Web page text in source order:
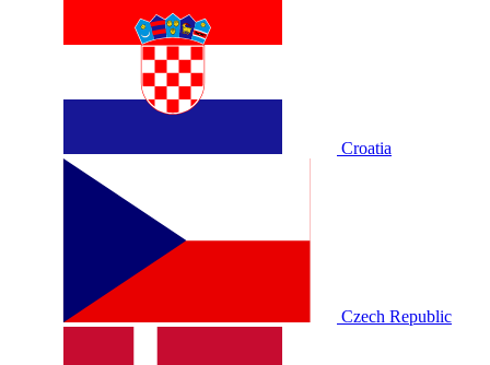
Croatia
Czech Republic